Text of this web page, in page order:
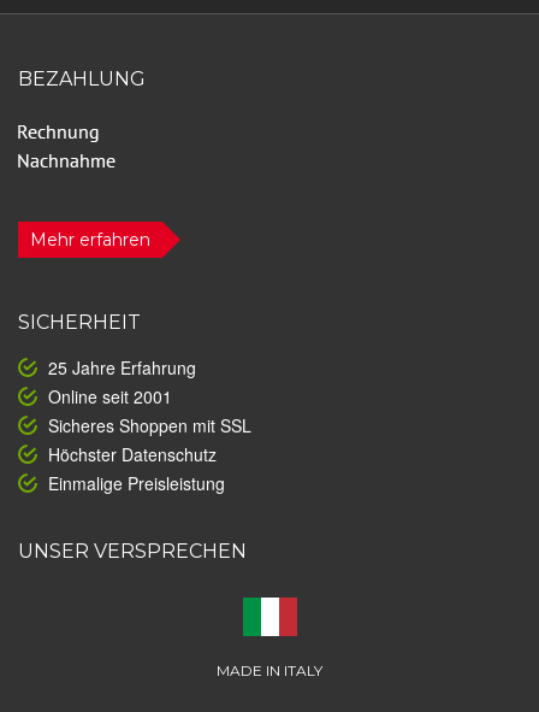
BEZAHLUNG
Mehr erfahren
SICHERHEIT
25 Jahre Erfahrung
Online seit 2001
Sicheres Shoppen mit SSL
Höchster Datenschutz
Einmalige Preisleistung
UNSER VERSPRECHEN
MADE IN ITALY